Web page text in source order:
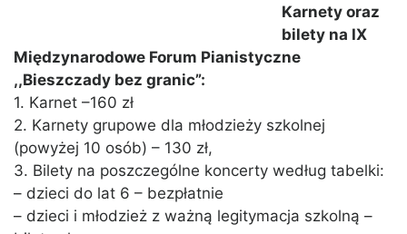
Karnety oraz
bilety na IX
Międzynarodowe Forum Pianistyczne
,,Bieszczady bez granic”:
1. Karnet –160 zł
2. Karnety grupowe dla młodzieży szkolnej
(powyżej 10 osób) – 130 zł,
3. Bilety na poszczególne koncerty według tabelki:
– dzieci do lat 6 – bezpłatnie
– dzieci i młodzież z ważną legitymacja szkolną –